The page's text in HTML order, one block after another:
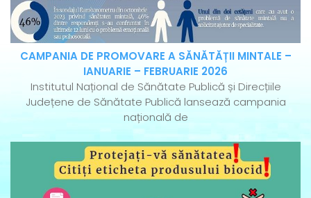
CAMPANIA DE PROMOVARE A SĂNĂTĂȚII MINTALE –
IANUARIE – FEBRUARIE 2026
Institutul Național de Sănătate Publică și Direcțiile
Județene de Sănătate Publică lansează campania
națională de